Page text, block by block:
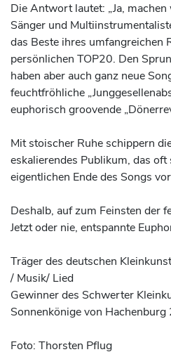
Die Antwort lautet: „Ja,
Sänger und
das Beste ihres umfangreichen
persönlichen TOP20. Den
haben aber auch ganz neue
feuchtfröhliche
euphorisch groovende
Mit stoischer Ruhe schippern
eskalierendes Publikum, das
eigentlichen Ende des Songs
Deshalb, auf zum Feinsten der
Jetzt oder nie, entspannte
Träger des deutschen
/ Musik/ Lied
Gewinner des Schwerter
Sonnenkönige von
Foto: Thorsten Pflug